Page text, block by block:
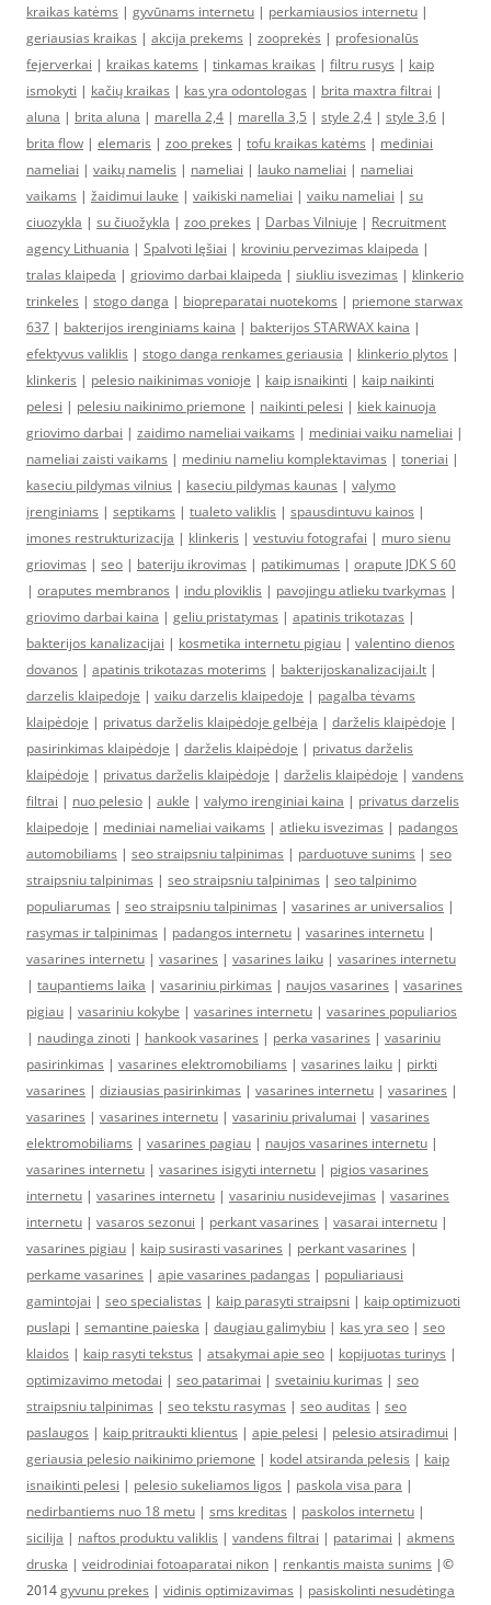
kraikas katėms | gyvūnams internetu | perkamiausios internetu |
geriausias kraikas | akcija prekems | zooprekės | profesionalūs
fejerverkai | kraikas katems | tinkamas kraikas | filtru rusys | kaip
ismokyti | kačių kraikas | kas yra odontologas | brita maxtra filtrai |
aluna | brita aluna | marella 2,4 | marella 3,5 | style 2,4 | style 3,6 |
brita flow | elemaris | zoo prekes | tofu kraikas katėms | mediniai
nameliai | vaikų namelis | nameliai | lauko nameliai | nameliai
vaikams | žaidimui lauke | vaikiski nameliai | vaiku nameliai | su
ciuozykla | su čiuožykla | zoo prekes | Darbas Vilniuje | Recruitment
agency Lithuania | Spalvoti lęšiai | kroviniu pervezimas klaipeda |
tralas klaipeda | griovimo darbai klaipeda | siukliu isvezimas | klinkerio
trinkeles | stogo danga | biopreparatai nuotekoms | priemone starwax
637 | bakterijos irenginiams kaina | bakterijos STARWAX kaina |
efektyvus valiklis | stogo danga renkames geriausia | klinkerio plytos |
klinkeris | pelesio naikinimas vonioje | kaip isnaikinti | kaip naikinti
pelesi | pelesiu naikinimo priemone | naikinti pelesi | kiek kainuoja
griovimo darbai | zaidimo nameliai vaikams | mediniai vaiku nameliai |
nameliai zaisti vaikams | mediniu nameliu komplektavimas | toneriai |
kaseciu pildymas vilnius | kaseciu pildymas kaunas | valymo
įrenginiams | septikams | tualeto valiklis | spausdintuvu kainos |
imones restrukturizacija | klinkeris | vestuviu fotografai | muro sienu
griovimas | seo | bateriju ikrovimas | patikimumas | orapute JDK S 60
| oraputes membranos | indu ploviklis | pavojingu atlieku tvarkymas |
griovimo darbai kaina | geliu pristatymas | apatinis trikotazas |
bakterijos kanalizacijai | kosmetika internetu pigiau | valentino dienos
dovanos | apatinis trikotazas moterims | bakterijoskanalizacijai.lt |
darzelis klaipedoje | vaiku darzelis klaipedoje | pagalba tėvams
klaipėdoje | privatus darželis klaipėdoje gelbėja | darželis klaipėdoje |
pasirinkimas klaipėdoje | darželis klaipėdoje | privatus darželis
klaipėdoje | privatus darželis klaipėdoje | darželis klaipėdoje | vandens
filtrai | nuo pelesio | aukle | valymo irenginiai kaina | privatus darzelis
klaipedoje | mediniai nameliai vaikams | atlieku isvezimas | padangos
automobiliams | seo straipsniu talpinimas | parduotuve sunims | seo
straipsniu talpinimas | seo straipsniu talpinimas | seo talpinimo
populiarumas | seo straipsniu talpinimas | vasarines ar universalios |
rasymas ir talpinimas | padangos internetu | vasarines internetu |
vasarines internetu | vasarines | vasarines laiku | vasarines internetu
| taupantiems laika | vasariniu pirkimas | naujos vasarines | vasarines
pigiau | vasariniu kokybe | vasarines internetu | vasarines populiarios
| naudinga zinoti | hankook vasarines | perka vasarines | vasariniu
pasirinkimas | vasarines elektromobiliams | vasarines laiku | pirkti
vasarines | diziausias pasirinkimas | vasarines internetu | vasarines |
vasarines | vasarines internetu | vasariniu privalumai | vasarines
elektromobiliams | vasarines pagiau | naujos vasarines internetu |
vasarines internetu | vasarines isigyti internetu | pigios vasarines
internetu | vasarines internetu | vasariniu nusidevejimas | vasarines
internetu | vasaros sezonui | perkant vasarines | vasarai internetu |
vasarines pigiau | kaip susirasti vasarines | perkant vasarines |
perkame vasarines | apie vasarines padangas | populiariausi
gamintojai | seo specialistas | kaip parasyti straipsni | kaip optimizuoti
puslapi | semantine paieska | daugiau galimybiu | kas yra seo | seo
klaidos | kaip rasyti tekstus | atsakymai apie seo | kopijuotas turinys |
optimizavimo metodai | seo patarimai | svetainiu kurimas | seo
straipsniu talpinimas | seo tekstu rasymas | seo auditas | seo
paslaugos | kaip pritraukti klientus | apie pelesi | pelesio atsiradimui |
geriausia pelesio naikinimo priemone | kodel atsiranda pelesis | kaip
isnaikinti pelesi | pelesio sukeliamos ligos | paskola visa para |
nedirbantiems nuo 18 metu | sms kreditas | paskolos internetu |
sicilija | naftos produktu valiklis | vandens filtrai | patarimai | akmens
druska | veidrodiniai fotoaparatai nikon | renkantis maista sunims |©
2014gyvunu prekes | vidinis optimizavimas | pasiskolinti nesudėtinga